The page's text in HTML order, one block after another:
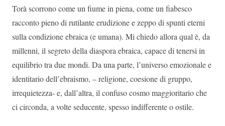
Torà scorrono come un fiume in piena, come un fiabesco
racconto pieno di rutilante erudizione e zeppo di spunti eterni
sulla condizione ebraica (e umana). Mi chiedo allora qual è, da
millenni, il segreto della diaspora ebraica, capace di tenersi in
equilibrio tra due mondi. Da una parte, l’universo emozionale e
identitario dell’ebraismo, – religione, coesione di gruppo,
irrequietezza- e, dall’altra, il confuso cosmo maggioritario che
ci circonda, a volte seducente, spesso indifferente o ostile.